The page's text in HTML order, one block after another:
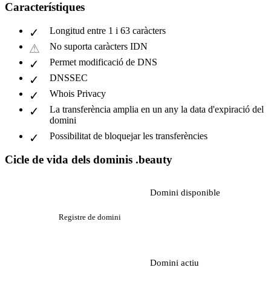
Característiques
Longitud entre 1 i 63 caràcters
No suporta caràcters IDN
Permet modificació de DNS
DNSSEC
Whois Privacy
La transferència amplia en un any la data d'expiració del
domini
Possibilitat de bloquejar les transferències
Cicle de vida dels dominis .beauty
Domini disponible
Registre de domini
Domini actiu